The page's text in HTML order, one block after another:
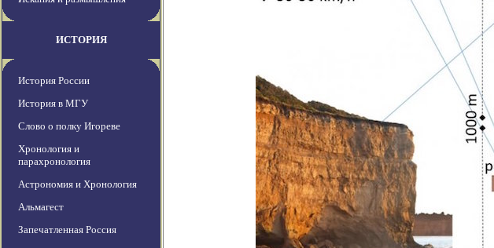
ИСТОРИЯ
История России
История в МГУ
Слово о полку Игореве
Хронология и
парахронология
Астрономия и Хронология
Альмагест
Запечатленная Россия